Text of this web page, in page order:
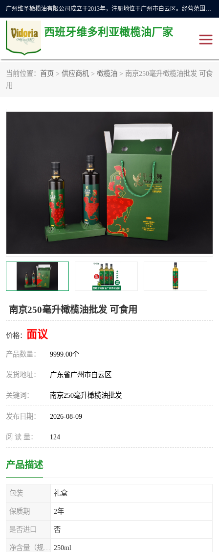
广州维圣橄榄油有限公司成立于2013年，注册地位于广州市白云区。经营范围包括饲料原料销售;畜牧渔业饲料销售;化妆品批发;贸易经纪;食品进出口等，主要产品有：橄榄果渣油，橄榄油，纯橄榄油等。
西班牙维多利亚橄榄油厂家
当前位置： 首页 > 供应商机 > 橄榄油 > 南京250毫升橄榄油批发 可食
用
南京250毫升橄榄油批发 可食用
价格： 面议
产品数量： 9999.00个
发货地址： 广东省广州市白云区
关键词： 南京250毫升橄榄油批发
发布日期： 2026-08-09
阅 读 量： 124
产品描述
包装 礼盒
保质期 2年
是否进口 否
250ml